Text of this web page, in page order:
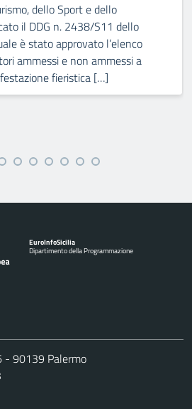
dello Sport e dello
il DDG n. 2438/S11 dello
è stato approvato l’elenco
ammessi e non ammessi a
fieristica […]
EuroInfoSicilia
Dipartimento della Programmazione
- 90139 Palermo